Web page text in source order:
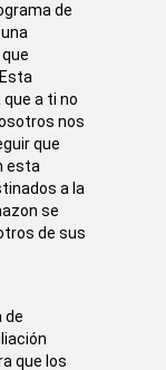
de
a ti no
nos
que
esta
a la
se
de sus
de
que los